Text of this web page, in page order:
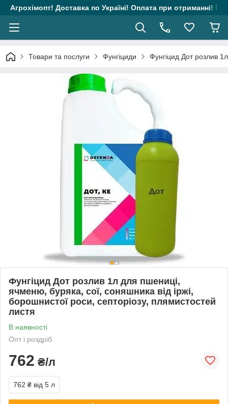
Агрохімопт! Доставка по Україні! Оплата при отриманні!
Товари та послуги Фунгіциди Фунгіцид Дот розлив
Фунгіцид Дот розлив 1л для пшениці,
ячменю, буряка, сої, соняшника від іржі,
борошнистої роси, септоріозу, плямистостей
листя
В наявності
Опт і роздріб
762 ₴/л
762 ₴ від 5 л